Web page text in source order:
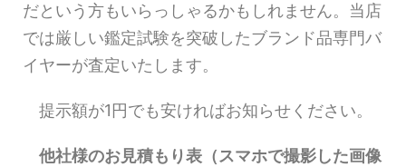
だという方もいらっしゃるかもしれません。当店
では厳しい鑑定試験を突破したブランド品専門バ
イヤーが査定いたします。
提示額が1円でも安ければお知らせください。
他社様のお見積もり表（スマホで撮影した画像